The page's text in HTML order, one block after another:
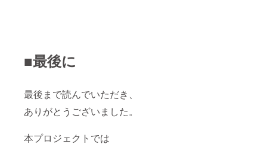
■最後に
最後まで読んでいただき、
ありがとうございました。
本プロジェクトでは